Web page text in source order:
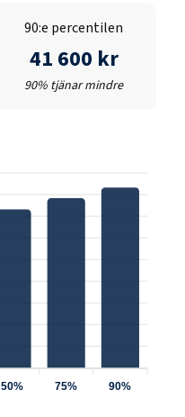
90:e percentilen
41 600 kr
90% tjänar mindre
50% 75% 90%